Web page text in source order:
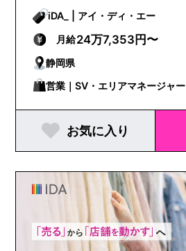
iDA_ | アイ・ディ・エー
月給24万7,353円〜
静岡県
営業｜SV・エリアマネージャー
お気に入り